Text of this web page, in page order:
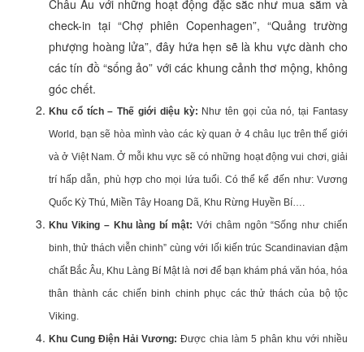
Châu Âu với những hoạt động đặc sắc như mua sắm và
check-in tại “Chợ phiên Copenhagen”, “Quảng trường
phượng hoàng lửa”, đây hứa hẹn sẽ là khu vực dành cho
các tín đồ “sống ảo” với các khung cảnh thơ mộng, không
góc chết.
Khu cổ tích – Thế giới diệu kỳ: Như tên gọi của nó, tại Fantasy
World, bạn sẽ hòa mình vào các kỳ quan ở 4 châu lục trên thế giới
và ở Việt Nam. Ở mỗi khu vực sẽ có những hoạt động vui chơi, giải
trí hấp dẫn, phù hợp cho mọi lứa tuổi. Có thể kể đến như: Vương
Quốc Kỳ Thú, Miền Tây Hoang Dã, Khu Rừng Huyền Bí….
Khu Viking – Khu làng bí mật: Với châm ngôn “Sống như chiến
binh, thử thách viễn chinh” cùng với lối kiến trúc Scandinavian đậm
chất Bắc Âu, Khu Làng Bí Mật là nơi để bạn khám phá văn hóa, hóa
thân thành các chiến binh chinh phục các thử thách của bộ tộc
Viking.
Khu Cung Điện Hải Vương:Được chia làm 5 phân khu với nhiều